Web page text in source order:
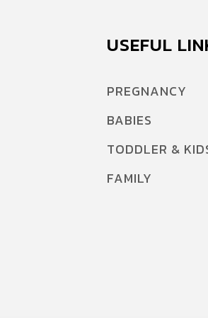
USEFUL
PREGNANCY
BABIES
TODDLER &
FAMILY